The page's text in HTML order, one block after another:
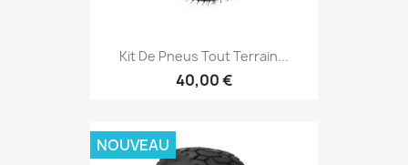
Kit De Pneus Tout Terrain...
40,00 €
NOUVEAU